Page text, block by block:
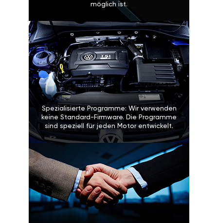
möglich ist.
Spezialisierte Programme: Wir verwenden
keine Standard-Firmware. Die Programme
sind speziell für jeden Motor entwickelt.